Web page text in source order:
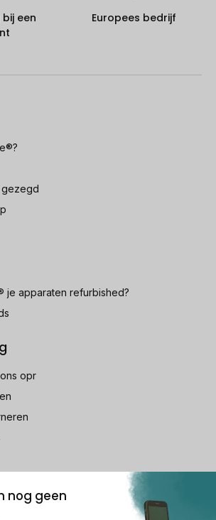
een
Europees bedrijf
gezegd
je apparaten refurbished?
opr
betaling